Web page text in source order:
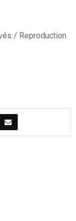
/ Reproduction